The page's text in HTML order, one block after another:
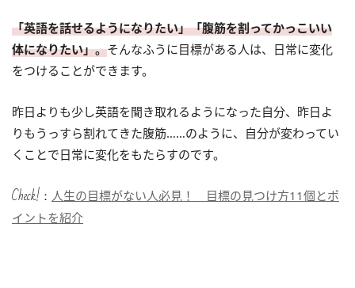
「英語を話せるようになりたい」「腹筋を割ってかっこいい
体になりたい」。そんなふうに目標がある人は、日常に変化
をつけることができます。
昨日よりも少し英語を聞き取れるようになった自分、昨日よ
りもうっすら割れてきた腹筋……のように、自分が変わってい
くことで日常に変化をもたらすのです。
Check!： 人生の目標がない人必見！ 目標の見つけ方11個とポ
イントを紹介